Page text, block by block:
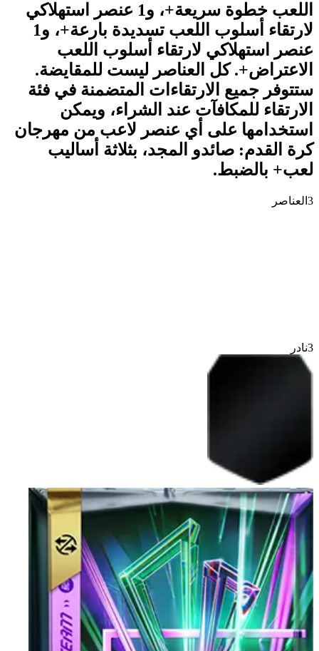
اللعب خطوة سريعة+، و1 عنصر استهلاكي
لارتقاء أسلوب اللعب تسديدة بارعة+، و1
عنصر استهلاكي لارتقاء أسلوب اللعب
الاعتراض+. كل العناصر ليست للمقايضة.
ستتوفر جميع الارتقاءات المتضمنة في فئة
الارتقاء للمكافآت عند الشراء، ويمكن
استخدامها على أي عنصر لاعب من مهرجان
كرة القدم: صائدو المجد، بثلاثة أساليب
لعب+ بالضبط.
3 العناصر
3نادر